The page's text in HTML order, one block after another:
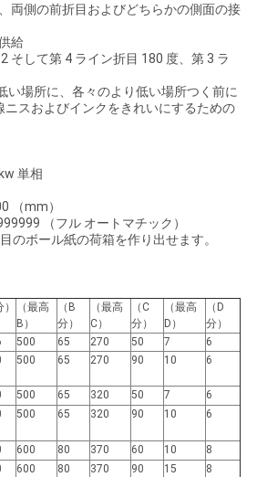
両側の前折目およびどちらかの側面の接
給
そして第 4 ライン折目 180 度、第 3 ラ
い場所に、各々のより低い場所つく前に
スおよびインクをきれいにするための
単相
（mm）
（フル オートマチック）
のボール紙の荷箱を作り出せます。
）
（最高
B）
（B
分）
（最高
C）
（C
分）
（最高
D）
（D
分）
500 65 270 50 7
6
500 65 270 90 10 6
500 65 320 50 7
6
500 65 320 90 10 6
600 80 370 60 10
8
600 80 370 90 15 8